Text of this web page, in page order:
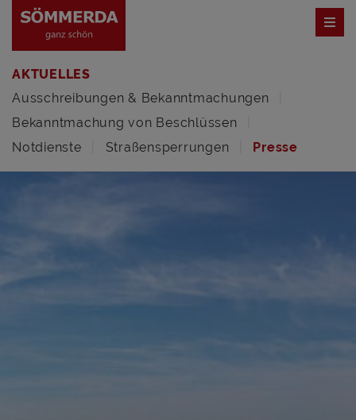
AKTUELLES
Ausschreibungen & Bekanntmachungen
Bekanntmachung von Beschlüssen
Notdienste
Straßensperrungen Presse